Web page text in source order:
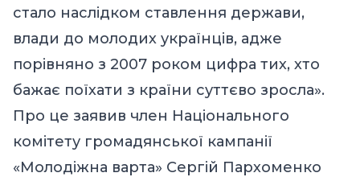
стало наслідком ставлення держави,
влади до молодих українців, адже
порівняно з 2007 роком цифра тих, хто
бажає поїхати з країни суттєво зросла».
Про це заявив член Національного
комітету громадянської кампанії
«Молодіжна варта» Сергій Пархоменко